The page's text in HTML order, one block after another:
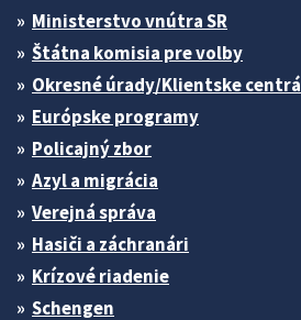
Ministerstvo vnútra SR
Štátna komisia pre volby
Okresné úrady/Klientske centrá
Európske programy
Policajný zbor
Azyl a migrácia
Verejná správa
Hasiči a záchranári
Krízové riadenie
Schengen